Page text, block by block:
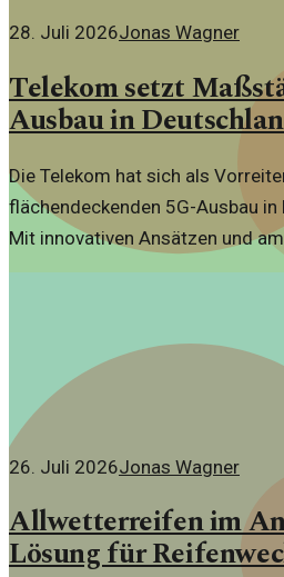
28. Juli 2026Jonas Wagner
Telekom setzt
Ausbau in
Die Telekom hat sich als
flächendeckenden 5G-Ausbau
Mit innovativen Ansätzen und
gestaltet das Unternehmen die
26. Juli 2026Jonas Wagner
Allwetterreifen im
Lösung für